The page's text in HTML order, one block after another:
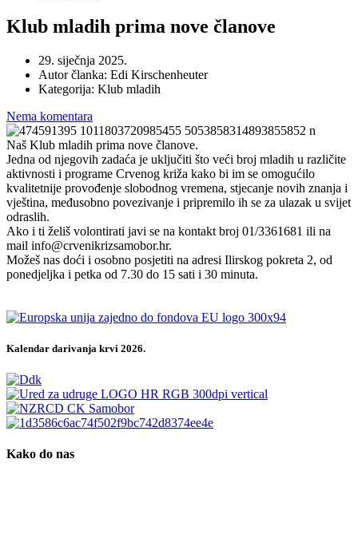
Klub mladih prima nove članove
29. siječnja 2025.
Autor članka: Edi Kirschenheuter
Kategorija: Klub mladih
Nema komentara
Naš Klub mladih prima nove članove.
Jedna od njegovih zadaća je uključiti što veći broj mladih u različite
aktivnosti i programe Crvenog križa kako bi im se omogućilo
kvalitetnije provođenje slobodnog vremena, stjecanje novih znanja i
vještina, međusobno povezivanje i pripremilo ih se za ulazak u svijet
odraslih.
Ako i ti želiš volontirati javi se na kontakt broj 01/3361681 ili na
mail info@crvenikrizsamobor.hr.
Možeš nas doći i osobno posjetiti na adresi Ilirskog pokreta 2, od
ponedjeljka i petka od 7.30 do 15 sati i 30 minuta.
Kalendar darivanja krvi 2026.
Kako do nas